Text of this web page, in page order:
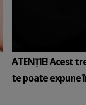
ATENȚIE! Acest
te poate expune